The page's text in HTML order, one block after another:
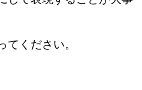
てください。